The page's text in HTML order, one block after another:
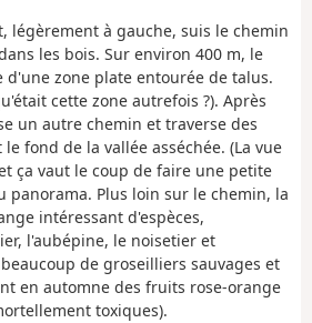
légèrement à gauche, suis le chemin
les bois. Sur environ 400 m, le
zone plate entourée de talus.
cette zone autrefois ?). Après
un autre chemin et traverse des
fond de la vallée asséchée. (La vue
ça vaut le coup de faire une petite
panorama. Plus loin sur le chemin, la
intéressant d'espèces,
l'aubépine, le noisetier et
de groseilliers sauvages et
en automne des fruits rose-orange
toxiques).